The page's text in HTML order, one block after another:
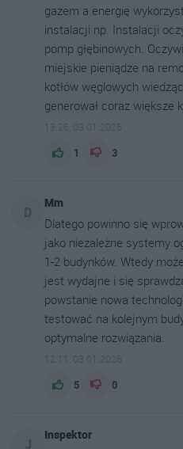
gazem a energię
instalacji np. Instalacji
pomp głębinowych.
miejskie pieniądze na
kotłów węglowych
generował coraz większe
13:26, 03.01.2026
1 3
Mm
Dlatego powinno się
jako niezależne systemy
1-2 budynków. Wtedy
jest wydajne i się
powstanie nowa
testować na kolejnym
optymalne rozwiązania.
12:11, 03.01.2026
5 0
Inspektor